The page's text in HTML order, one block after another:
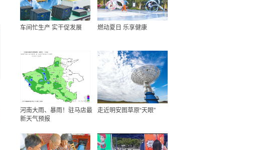
车间忙生产 实干促发展 燃动夏日 乐享健康
河南大雨、暴雨！驻马店最
新天气预报
走近明安图草原“天眼”